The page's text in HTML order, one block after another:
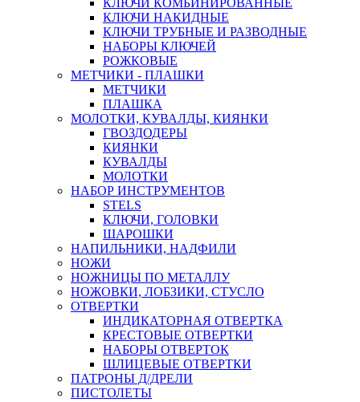
КЛЮЧИ КОМБИНИРОВАННЫЕ
КЛЮЧИ НАКИДНЫЕ
КЛЮЧИ ТРУБНЫЕ И РАЗВОДНЫЕ
НАБОРЫ КЛЮЧЕЙ
РОЖКОВЫЕ
МЕТЧИКИ - ПЛАШКИ
МЕТЧИКИ
ПЛАШКА
МОЛОТКИ, КУВАЛДЫ, КИЯНКИ
ГВОЗДОДЕРЫ
КИЯНКИ
КУВАЛДЫ
МОЛОТКИ
НАБОР ИНСТРУМЕНТОВ
STELS
КЛЮЧИ, ГОЛОВКИ
ШАРОШКИ
НАПИЛЬНИКИ, НАДФИЛИ
НОЖИ
НОЖНИЦЫ ПО МЕТАЛЛУ
НОЖОВКИ, ЛОБЗИКИ, СТУСЛО
ОТВЕРТКИ
ИНДИКАТОРНАЯ ОТВЕРТКА
КРЕСТОВЫЕ ОТВЕРТКИ
НАБОРЫ ОТВЕРТОК
ШЛИЦЕВЫЕ ОТВЕРТКИ
ПАТРОНЫ Д/ДРЕЛИ
ПИСТОЛЕТЫ